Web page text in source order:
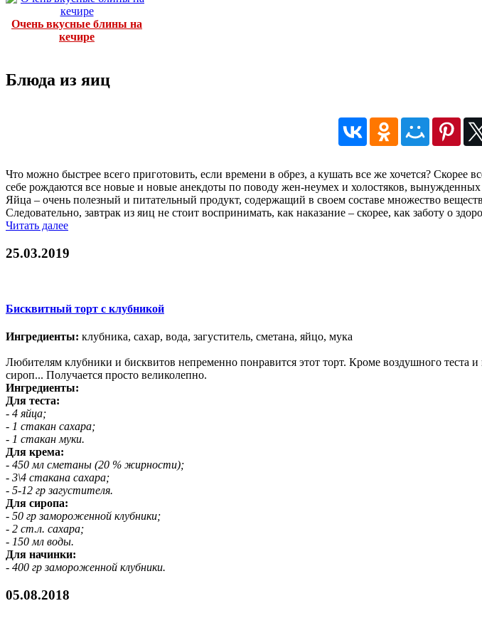
Очень вкусные блины на
кечире
Блюда из яиц
Что можно быстрее всего приготовить, если времени в обрез, а кушать все же хочется?
себе рождаются все новые и новые анекдоты по поводу жен-неумех и холостяков,
Яйца – очень полезный и питательный продукт, содержащий в своем составе множество
Следовательно, завтрак из яиц не стоит воспринимать, как наказание – скорее, как заботу о
Читать далее
25.03.2019
Бисквитный торт с клубникой
Ингредиенты: клубника, сахар, вода, загуститель, сметана, яйцо, мука
Любителям клубники и бисквитов непременно понравится этот торт. Кроме воздушного
сироп... Получается просто великолепно.
Ингредиенты:
Для теста:
- 4 яйца;
- 1 стакан сахара;
- 1 стакан муки.
Для крема:
- 450 мл сметаны (20 % жирности);
- 3\4 стакана сахара;
- 5-12 гр загустителя.
Для сиропа:
- 50 гр замороженной клубники;
- 2 ст.л. сахара;
- 150 мл воды.
Для начинки:
- 400 гр замороженной клубники.
05.08.2018